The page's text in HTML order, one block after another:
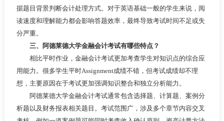
据题目背景判断会计处理方式。对于英语基础一般的学生来说，阅
读速度和理解能力都会影响答题效率，最终导致考试时间不足或失
分严重。
三、阿德莱德大学金融会计考试有哪些特点？
相比平时作业，金融会计考试更加考查学生对知识点的综合应
用能力。很多学生平时Assignment成绩不错，但考试成绩却不理
想，主要原因在于考试更加强调知识整合和独立分析能力。
阿德莱德大学金融会计考试通常包含选择题、计算题、案例分
析题以及财务报表相关题目。考试范围广，涉及多个章节内容交叉